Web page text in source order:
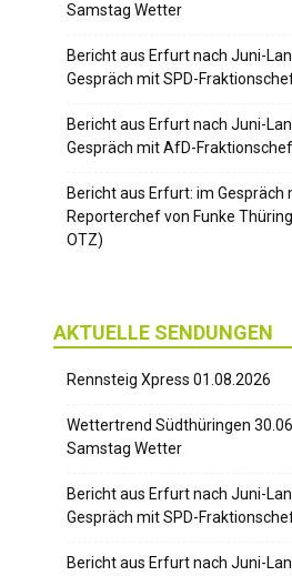
Samstag Wetter
Bericht aus Erfurt nach Juni-
Gespräch mit SPD-
Bericht aus Erfurt nach Juni-
Gespräch mit AfD-
Bericht aus Erfurt: im Gespräch
Reporterchef von Funke
OTZ)
AKTUELLE SENDUNGEN
Rennsteig Xpress 01.08.2026
Wettertrend Südthüringen
Samstag Wetter
Bericht aus Erfurt nach Juni-
Gespräch mit SPD-
Bericht aus Erfurt nach Juni-